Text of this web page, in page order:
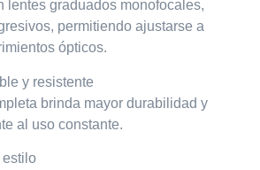
lentes graduados monofocales,
permitiendo ajustarse a
ópticos.
y resistente
brinda mayor durabilidad y
al uso constante.
estilo